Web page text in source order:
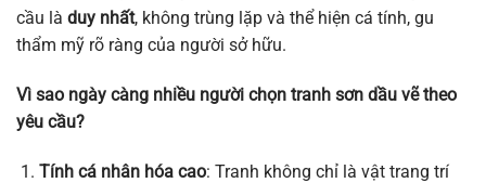
cầu là duy nhất, không trùng lặp và thể hiện cá tính, gu
thẩm mỹ rõ ràng của người sở hữu.
Vì sao ngày càng nhiều người chọn tranh sơn dầu vẽ theo
yêu cầu?
Tính cá nhân hóa cao: Tranh không chỉ là vật trang trí